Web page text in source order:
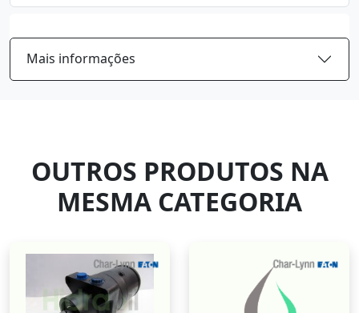
Mais informações
OUTROS PRODUTOS NA
MESMA CATEGORIA